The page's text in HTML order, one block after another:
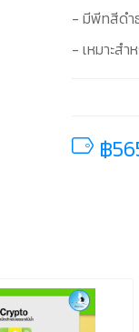
- มีพีทสีดำ
- เหมาะส
฿